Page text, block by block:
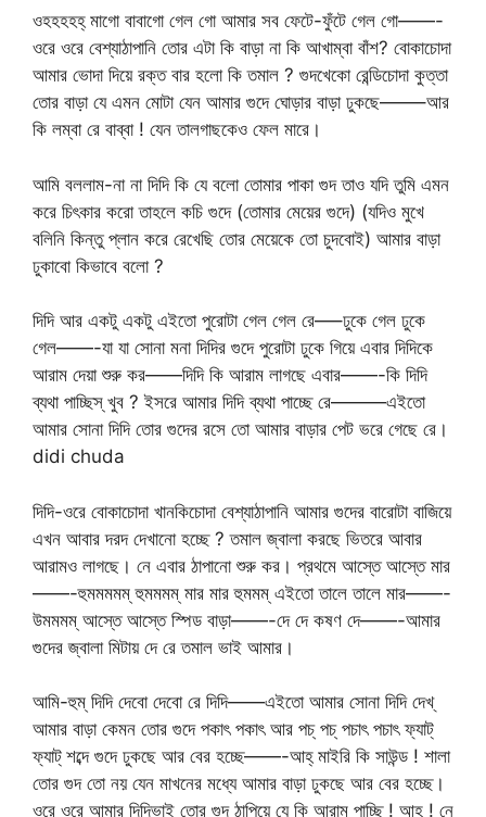
ওহহহহহ্ মাগো বাবাগো গেল গো আমার সব ফেটে-ফুঁটে গেল গো——-
ওরে ওরে বেশ্যাঠাপানি তোর এটা কি বাড়া না কি আখাম্বা বাঁশ? বোকাচোদা
আমার ভোদা দিয়ে রক্ত বার হলো কি তমাল ? গুদখেকো রেন্ডিচোদা কুত্তা
তোর বাড়া যে এমন মোটা যেন আমার গুদে ঘোড়ার বাড়া ঢুকছে——–আর
কি লম্বা রে বাব্বা ! যেন তালগাছকেও ফেল মারে।
আমি বললাম-না না দিদি কি যে বলো তোমার পাকা গুদ তাও যদি তুমি এমন
করে চিৎকার করো তাহলে কচি গুদে (তোমার মেয়ের গুদে) (যদিও মুখে
বলিনি কিন্তু প্লান করে রেখেছি তোর মেয়েকে তো চুদবোই) আমার বাড়া
ঢুকাবো কিভাবে বলো ?
দিদি আর একটু একটু এইতো পুরোটা গেল গেল রে—–ঢুকে গেল ঢুকে
গেল——-যা যা সোনা মনা দিদির গুদে পুরোটা ঢুকে গিয়ে এবার দিদিকে
আরাম দেয়া শুরু কর——দিদি কি আরাম লাগছে এবার——-কি দিদি
ব্যথা পাচ্ছিস্ খুব ? ইসরে আমার দিদি ব্যথা পাচ্ছে রে———এইতো
আমার সোনা দিদি তোর গুদের রসে তো আমার বাড়ার পেট ভরে গেছে রে।
didi chuda
দিদি-ওরে বোকাচোদা খানকিচোদা বেশ্যাঠাপানি আমার গুদের বারোটা বাজিয়ে
এখন আবার দরদ দেখানো হচ্ছে ? তমাল জ্বালা করছে ভিতরে আবার
আরামও লাগছে। নে এবার ঠাপানো শুরু কর। প্রথমে আস্তে আস্তে মার
——-হুমমমমম্ হুমমমম্ মার মার হুমমম্ এইতো তালে তালে মার——-
উমমমম্ আস্তে আস্তে স্পিড বাড়া——-দে দে কষণ দে——-আমার
গুদের জ্বালা মিটায় দে রে তমাল ভাই আমার।
আমি-হুম্ দিদি দেবো দেবো রে দিদি——এইতো আমার সোনা দিদি দেখ্
আমার বাড়া কেমন তোর গুদে পকাৎ পকাৎ আর পচ্ পচ্ পচাৎ পচাৎ ফ্যাট্
ফ্যাট্ শব্দে গুদে ঢুকছে আর বের হচ্ছে——-আহ্ মাইরি কি সাউন্ড ! শালা
তোর গুদ তো নয় যেন মাখনের মধ্যে আমার বাড়া ঢুকছে আর বের হচ্ছে।
ওরে ওরে আমার দিদিভাই তোর গুদ ঠাপিয়ে যে কি আরাম পাচ্ছি ! আহ ! নে